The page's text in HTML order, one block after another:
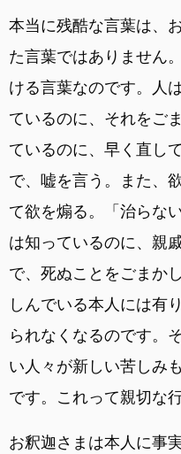
本当に残酷な言葉は、
た言葉ではありません
ける言葉なのです。人
ているのに、それをご
ているのに、早く直し
で、嘘を言う。また、
て欲を煽る。「治らな
は知っているのに、親
で、死ぬことをごまか
しんでいる本人には有
られなくなるのです。
い人々が新しい苦しみ
です。これって親切な
お釈迦さまは本人に事